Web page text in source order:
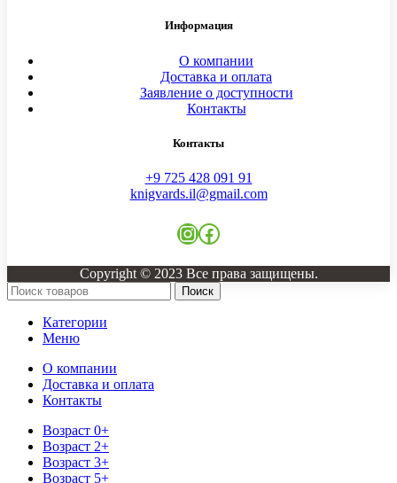
Информация
О компании
Доставка и оплата
Заявление о доступности
Контакты
Контакты
+9 725 428 091 91
knigvards.il@gmail.com
Instagram
Facebook
Copyright © 2023 Все права защищены.
Поиск
Категории
Меню
О компании
Доставка и оплата
Контакты
Возраст 0+
Возраст 2+
Возраст 3+
Возраст 5+